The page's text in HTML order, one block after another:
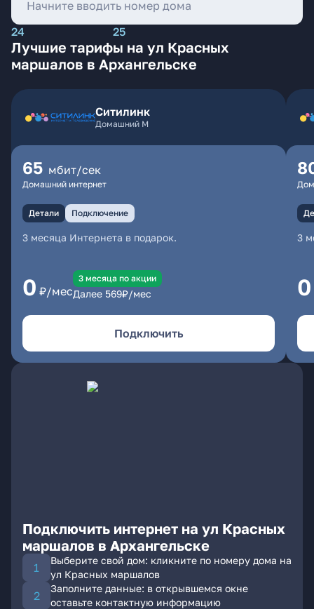
24 25
Лучшие тарифы на ул Красных
маршалов в Архангельске
Ситилинк
Домашний М
65 мбит/сек
Домашний интернет
Детали Подключение
3 месяца Интернета в подарок.
0 ₽/мес
3 месяцa по акции
Далее 569₽/мес
Подключить
3
0
Подключить интернет на ул Красных
маршалов в Архангельске
Выберите свой дом: кликните по номеру дома на
ул Красных маршалов
Заполните данные: в открывшемся окне
оставьте контактную информацию